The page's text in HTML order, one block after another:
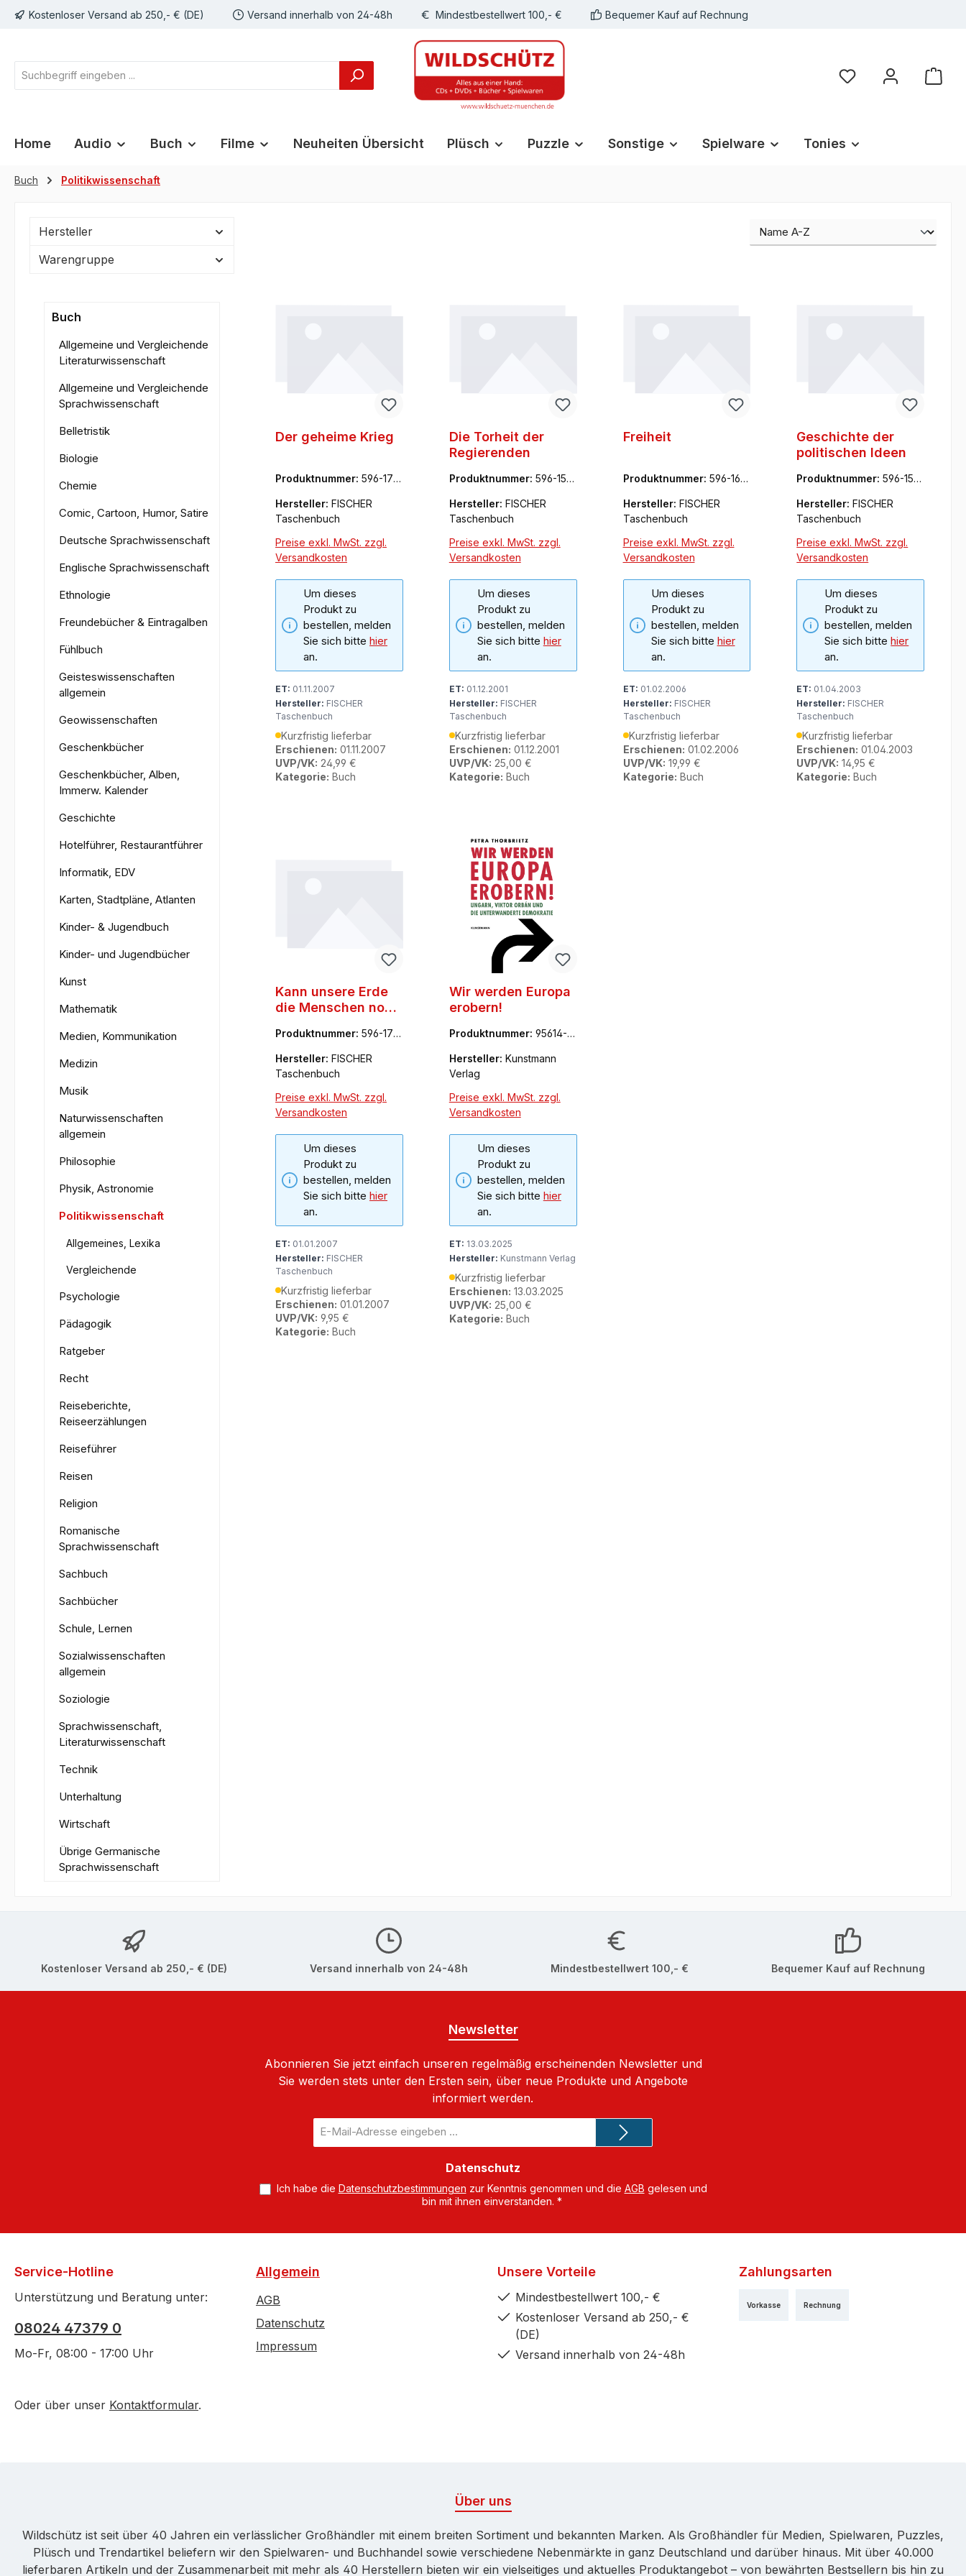
Zur Hauptnavigation springen
Kostenloser Versand ab 250,- € (DE) Versand innerhalb von 24-48h Mindestbestellwert 100,- € Bequemer Kauf auf Rechnung
Du hast 0 Produkte
Home Audio Buch Filme Neuheiten Übersicht Plüsch Puzzle Sonstige Spielware Tonies
Buch Politikwissenschaft
Hersteller
Warengruppe
Buch
Allgemeine und Vergleichende
Literaturwissenschaft
Allgemeine und Vergleichende
Sprachwissenschaft
Belletristik
Biologie
Chemie
Comic, Cartoon, Humor, Satire
Deutsche Sprachwissenschaft
Englische Sprachwissenschaft
Ethnologie
Freundebücher & Eintragalben
Fühlbuch
Geisteswissenschaften
allgemein
Geowissenschaften
Geschenkbücher
Geschenkbücher, Alben,
Immerw. Kalender
Geschichte
Hotelführer, Restaurantführer
Informatik, EDV
Karten, Stadtpläne, Atlanten
Kinder- & Jugendbuch
Kinder- und Jugendbücher
Kunst
Mathematik
Medien, Kommunikation
Medizin
Musik
Naturwissenschaften
allgemein
Philosophie
Physik, Astronomie
Politikwissenschaft
Allgemeines, Lexika
Vergleichende
Psychologie
Pädagogik
Ratgeber
Recht
Reiseberichte,
Reiseerzählungen
Reiseführer
Reisen
Religion
Romanische
Sprachwissenschaft
Sachbuch
Sachbücher
Schule, Lernen
Sozialwissenschaften
allgemein
Soziologie
Sprachwissenschaft,
Literaturwissenschaft
Technik
Unterhaltung
Wirtschaft
Übrige Germanische
Sprachwissenschaft
Der geheime Krieg
Produktnummer: 596-177
Hersteller: FISCHER
Taschenbuch
Preise exkl. MwSt. zzgl.
Versandkosten
Um dieses
Produkt zu
bestellen, melden
Sie sich bitte hier
an.
ET: 01.11.2007
Hersteller: FISCHER
Taschenbuch
Kurzfristig lieferbar
Erschienen: 01.11.2007
UVP/VK: 24,99 €
Kategorie: Buch
Die Torheit der
Regierenden
Produktnummer: 596-153
Hersteller: FISCHER
Taschenbuch
Preise exkl. MwSt. zzgl.
Versandkosten
Um dieses
Produkt zu
bestellen, melden
Sie sich bitte hier
an.
ET: 01.12.2001
Hersteller: FISCHER
Taschenbuch
Kurzfristig lieferbar
Erschienen: 01.12.2001
UVP/VK: 25,00 €
Kategorie: Buch
Freiheit
Produktnummer: 596-168
Hersteller: FISCHER
Taschenbuch
Preise exkl. MwSt. zzgl.
Versandkosten
Um dieses
Produkt zu
bestellen, melden
Sie sich bitte hier
an.
ET: 01.02.2006
Hersteller: FISCHER
Taschenbuch
Kurzfristig lieferbar
Erschienen: 01.02.2006
UVP/VK: 19,99 €
Kategorie: Buch
Geschichte der
politischen Ideen
Produktnummer:596-157
Hersteller:FISCHER
Taschenbuch
Preise exkl. MwSt. zzgl.
Versandkosten
Um dieses
Produkt zu
bestellen, melden
Sie sich bittehier
an.
ET: 01.04.2003
Hersteller: FISCHER
Taschenbuch
Kurzfristig lieferbar
Erschienen: 01.04.2003
UVP/VK: 14,95 €
Kategorie: Buch
Kann unsere Erde
die Menschen noch
Produktnummer: 596-172
Hersteller: FISCHER
Taschenbuch
Preise exkl. MwSt. zzgl.
Versandkosten
Um dieses
Produkt zu
bestellen, melden
Sie sich bitte hier
an.
ET: 01.01.2007
Hersteller: FISCHER
Taschenbuch
Kurzfristig lieferbar
Erschienen: 01.01.2007
UVP/VK: 9,95 €
Kategorie: Buch
Wir werden Europa
erobern!
Produktnummer: 95614-6
Hersteller: Kunstmann
Verlag
Preise exkl. MwSt. zzgl.
Versandkosten
Um dieses
Produkt zu
bestellen, melden
Sie sich bitte hier
an.
ET: 13.03.2025
Hersteller: Kunstmann Verlag
Kurzfristig lieferbar
Erschienen: 13.03.2025
UVP/VK: 25,00 €
Kategorie: Buch
Kostenloser Versand ab 250,- € (DE) Versand innerhalb von 24-48h Mindestbestellwert 100,- € Bequemer Kauf auf Rechnung
Newsletter
Abonnieren Sie jetzt einfach unseren regelmäßig erscheinenden Newsletter und
Sie werden stets unter den Ersten sein, über neue Produkte und Angebote
informiert werden.
Mail-
Adresse
Datenschutz
Ich habe die Datenschutzbestimmungen zur Kenntnis genommen und die AGB gelesen und
bin mit ihnen einverstanden. *
Service-Hotline
Unterstützung und Beratung unter:
08024 47379 0
Mo-Fr, 08:00 - 17:00 Uhr
Oder über unser Kontaktformular.
Allgemein
AGB
Datenschutz
Impressum
Unsere Vorteile
Mindestbestellwert 100,- €
Kostenloser Versand ab 250,- €
(DE)
Versand innerhalb von 24-48h
Zahlungsarten
Rechnung
Vorkasse
Über uns
Wildschütz ist seit über 40 Jahren ein verlässlicher Großhändler mit einem breiten Sortiment und bekannten Marken. Als Großhändler für Medien, Spielwaren, Puzzles,
Plüsch und Trendartikel beliefern wir den Spielwaren- und Buchhandel sowie verschiedene Nebenmärkte in ganz Deutschland und darüber hinaus. Mit über 40.000
lieferbaren Artikeln und der Zusammenarbeit mit mehr als 40 Herstellern bieten wir ein vielseitiges und aktuelles Produktangebot – von bewährten Bestsellern bis hin zu